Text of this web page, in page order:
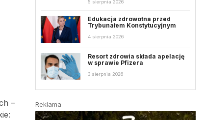
–
5 sierpnia 2026
Edukacja zdrowotna przed
Trybunałem Konstytucyjnym
4 sierpnia 2026
Resort zdrowia składa apelację
w sprawie Pfizera
3 sierpnia 2026
Reklama